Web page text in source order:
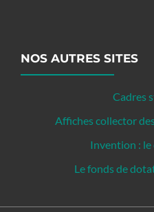
NOS AUTRES SITES
Cadres
Affiches collector
Invention : le
Le fonds de